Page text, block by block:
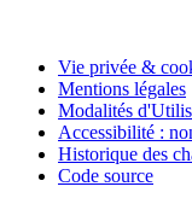
Vie privée &
Mentions légales
Modalités
Accessibilité :
Historique des
Code source